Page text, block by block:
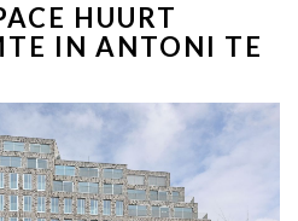
HUURT
IN ANTONI TE